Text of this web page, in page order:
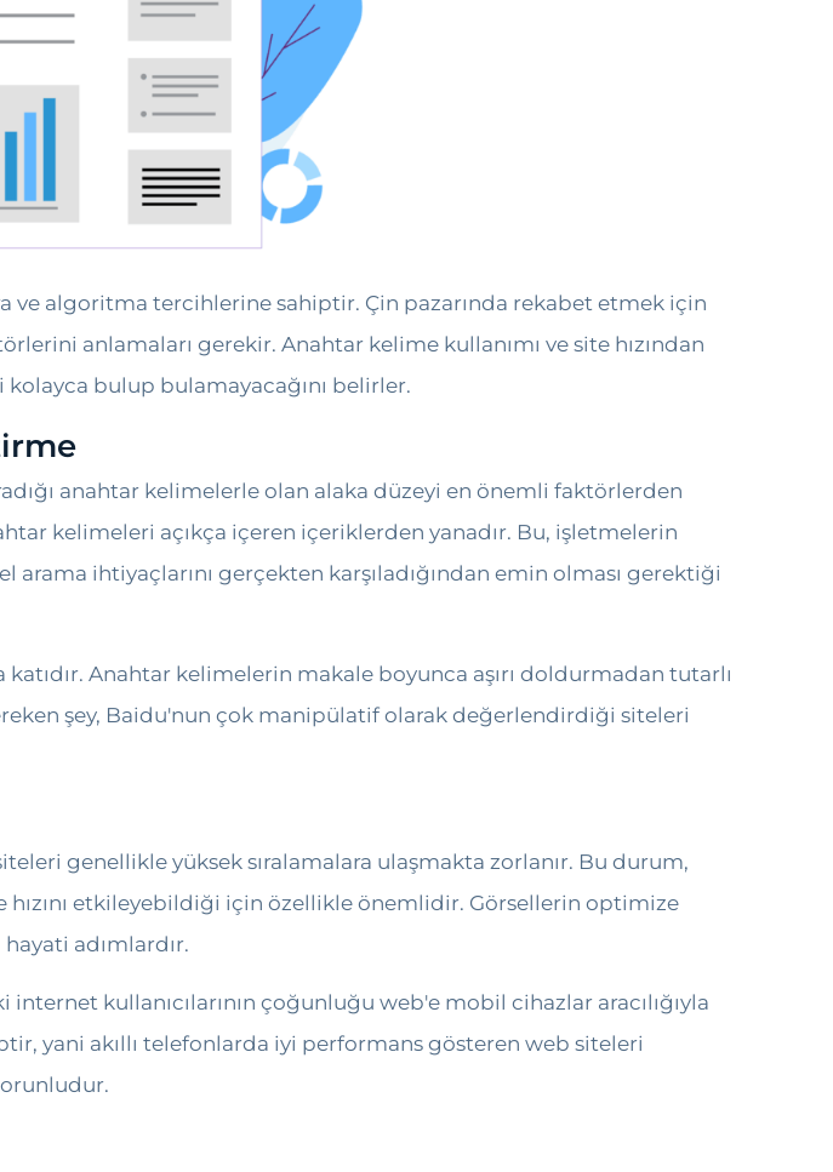
ve algoritma tercihlerine sahiptir. Çin pazarında rekabet etmek için
anlamaları gerekir. Anahtar kelime kullanımı ve site hızından
bulup bulamayacağını belirler.
anahtar kelimelerle olan alaka düzeyi en önemli faktörlerden
kelimeleri açıkça içeren içeriklerden yanadır. Bu, işletmelerin
ihtiyaçlarını gerçekten karşıladığından emin olması gerektiği
Anahtar kelimelerin makale boyunca aşırı doldurmadan tutarlı
şey, Baidu'nun çok manipülatif olarak değerlendirdiği siteleri
genellikle yüksek sıralamalara ulaşmakta zorlanır. Bu durum,
hızını etkileyebildiği için özellikle önemlidir. Görsellerin optimize
adımlardır.
kullanıcılarının çoğunluğu web'e mobil cihazlar aracılığıyla
yani akıllı telefonlarda iyi performans gösteren web siteleri